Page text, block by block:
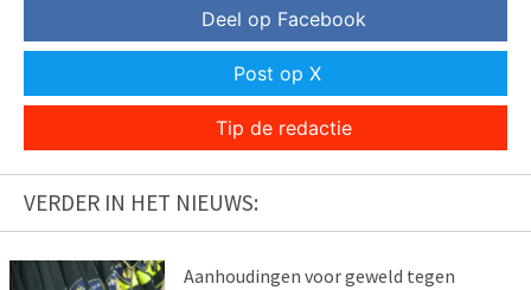
Deel op Facebook
Post op X
Tip de redactie
VERDER IN HET NIEUWS:
Aanhoudingen voor geweld tegen